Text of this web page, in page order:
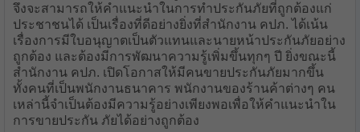
จึงจะสามารถให้คำแนะนำในการทำประกันภัยที่ถูกต้องแก่
ประชาชนได้ เป็นเรื่องที่ดีอย่างยิ่งที่สำนักงาน คปภ. ได้เน้น
เรื่องการมีใบอนุญาตเป็นตัวแทนและนายหน้าประกันภัยอย่าง
ถูกต้อง และต้องมีการพัฒนาความรู้เพิ่มขึ้นทุกๆ ปี ยิ่งขณะนี้
สำนักงาน คปภ. เปิดโอกาสให้มีคนขายประกันภัยมากขึ้น
ทั้งคนที่เป็นพนักงานธนาคาร พนักงานของร้านค้าต่างๆ คน
เหล่านี้จำเป็นต้องมีความรู้อย่างเพียงพอเพื่อให้คำแนะนำใน
การขายประกัน ภัยได้อย่างถูกต้อง